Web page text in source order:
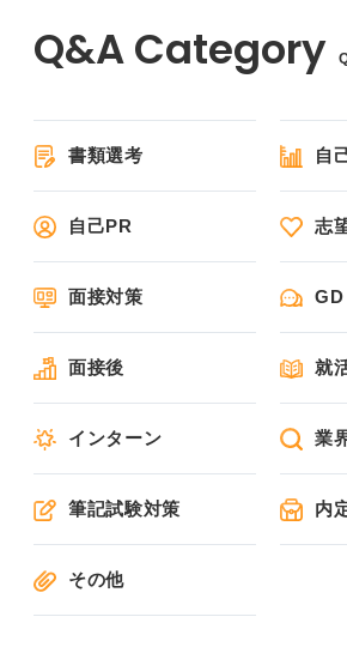
書類選考 自
自己PR 志
面接対策 GD
面接後 就
インターン 業
筆記試験対策 内
その他